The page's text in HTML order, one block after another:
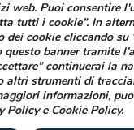
avuto effetti indesiderati
Difa Cooper o ne hai
al tuo medico
oppure alla struttura
web. Puoi consentire
tutti i cookie”. In
dei cookie cliccando su
questo banner tramite
continuerai la
altri strumenti di
informazioni,
Policye Cookie Policy.